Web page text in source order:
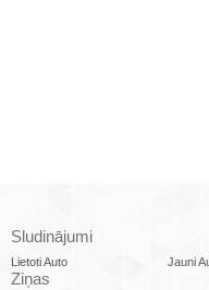
Sludinājumi
Lietoti Auto Jauni
Ziņas